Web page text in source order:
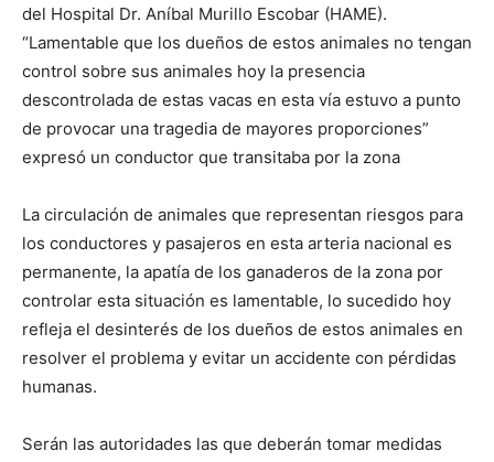
del Hospital Dr. Aníbal Murillo Escobar (HAME).
“Lamentable que los dueños de estos animales no tengan
control sobre sus animales hoy la presencia
descontrolada de estas vacas en esta vía estuvo a punto
de provocar una tragedia de mayores proporciones”
expresó un conductor que transitaba por la zona
La circulación de animales que representan riesgos para
los conductores y pasajeros en esta arteria nacional es
permanente, la apatía de los ganaderos de la zona por
controlar esta situación es lamentable, lo sucedido hoy
refleja el desinterés de los dueños de estos animales en
resolver el problema y evitar un accidente con pérdidas
humanas.
Serán las autoridades las que deberán tomar medidas